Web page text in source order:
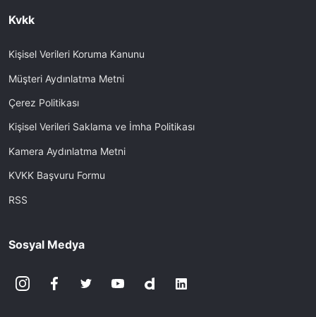
Kvkk
Kişisel Verileri Koruma Kanunu
Müşteri Aydınlatma Metni
Çerez Politikası
Kişisel Verileri Saklama ve İmha Politikası
Kamera Aydınlatma Metni
KVKK Başvuru Formu
RSS
Sosyal Medya